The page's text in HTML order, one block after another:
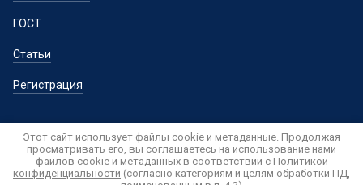
ГОСТ
Статьи
Регистрация
Этот сайт использует файлы cookie и метаданные. Продолжая
просматривать его, вы соглашаетесь на использование нами
файлов cookie и метаданных в соответствии с Политикой
конфиденциальности (согласно категориям и целям обработки ПД,